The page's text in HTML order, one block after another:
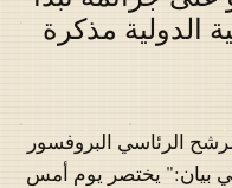
الدولية مذكرة
الرئاسي البروفسور
بيان:" يختصر يوم أمس